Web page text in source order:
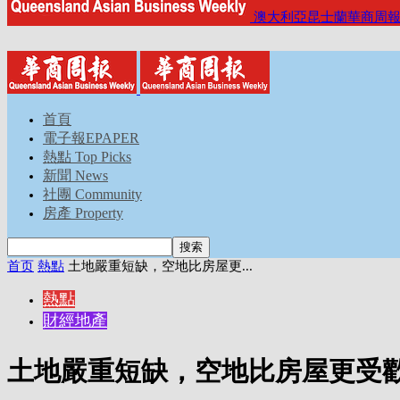
澳大利亞昆士蘭華商周報
首頁
電子報EPAPER
熱點 Top Picks
新聞 News
社團 Community
房產 Property
首页 熱點 土地嚴重短缺，空地比房屋更...
熱點
財經地產
土地嚴重短缺，空地比房屋更受